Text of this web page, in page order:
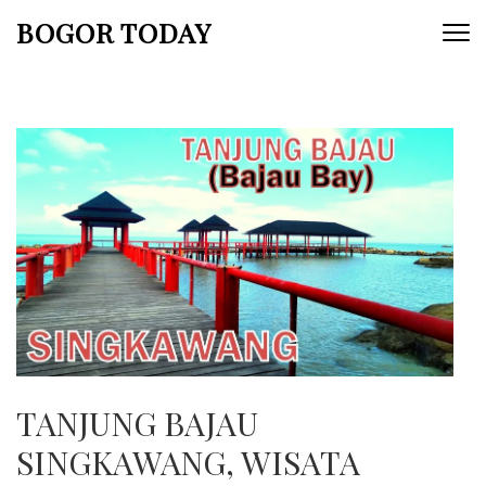
BOGOR TODAY
TANJUNG BAJAU
SINGKAWANG, WISATA